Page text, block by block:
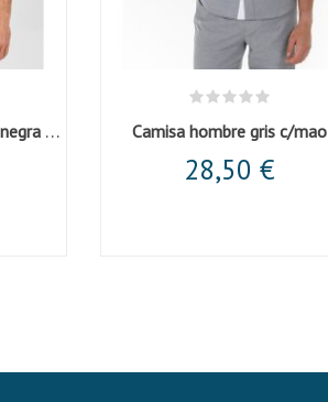
Casaca unisex microfibra negra cuello mao Camisa hombre gris c/mao
28,50 €